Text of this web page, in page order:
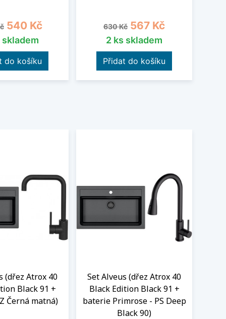
cena
Cena
540 Kč
skladem
do košíku
Běžná cena
630 Kč Cena
567 Kč
2 ks skladem
Přidat do košíku
(dřez Atrox 40
Black 91 +
Černá matná)
Set Alveus (dřez Atrox 40
Black Edition Black 91 +
baterie Primrose - PS Deep
Black 90)